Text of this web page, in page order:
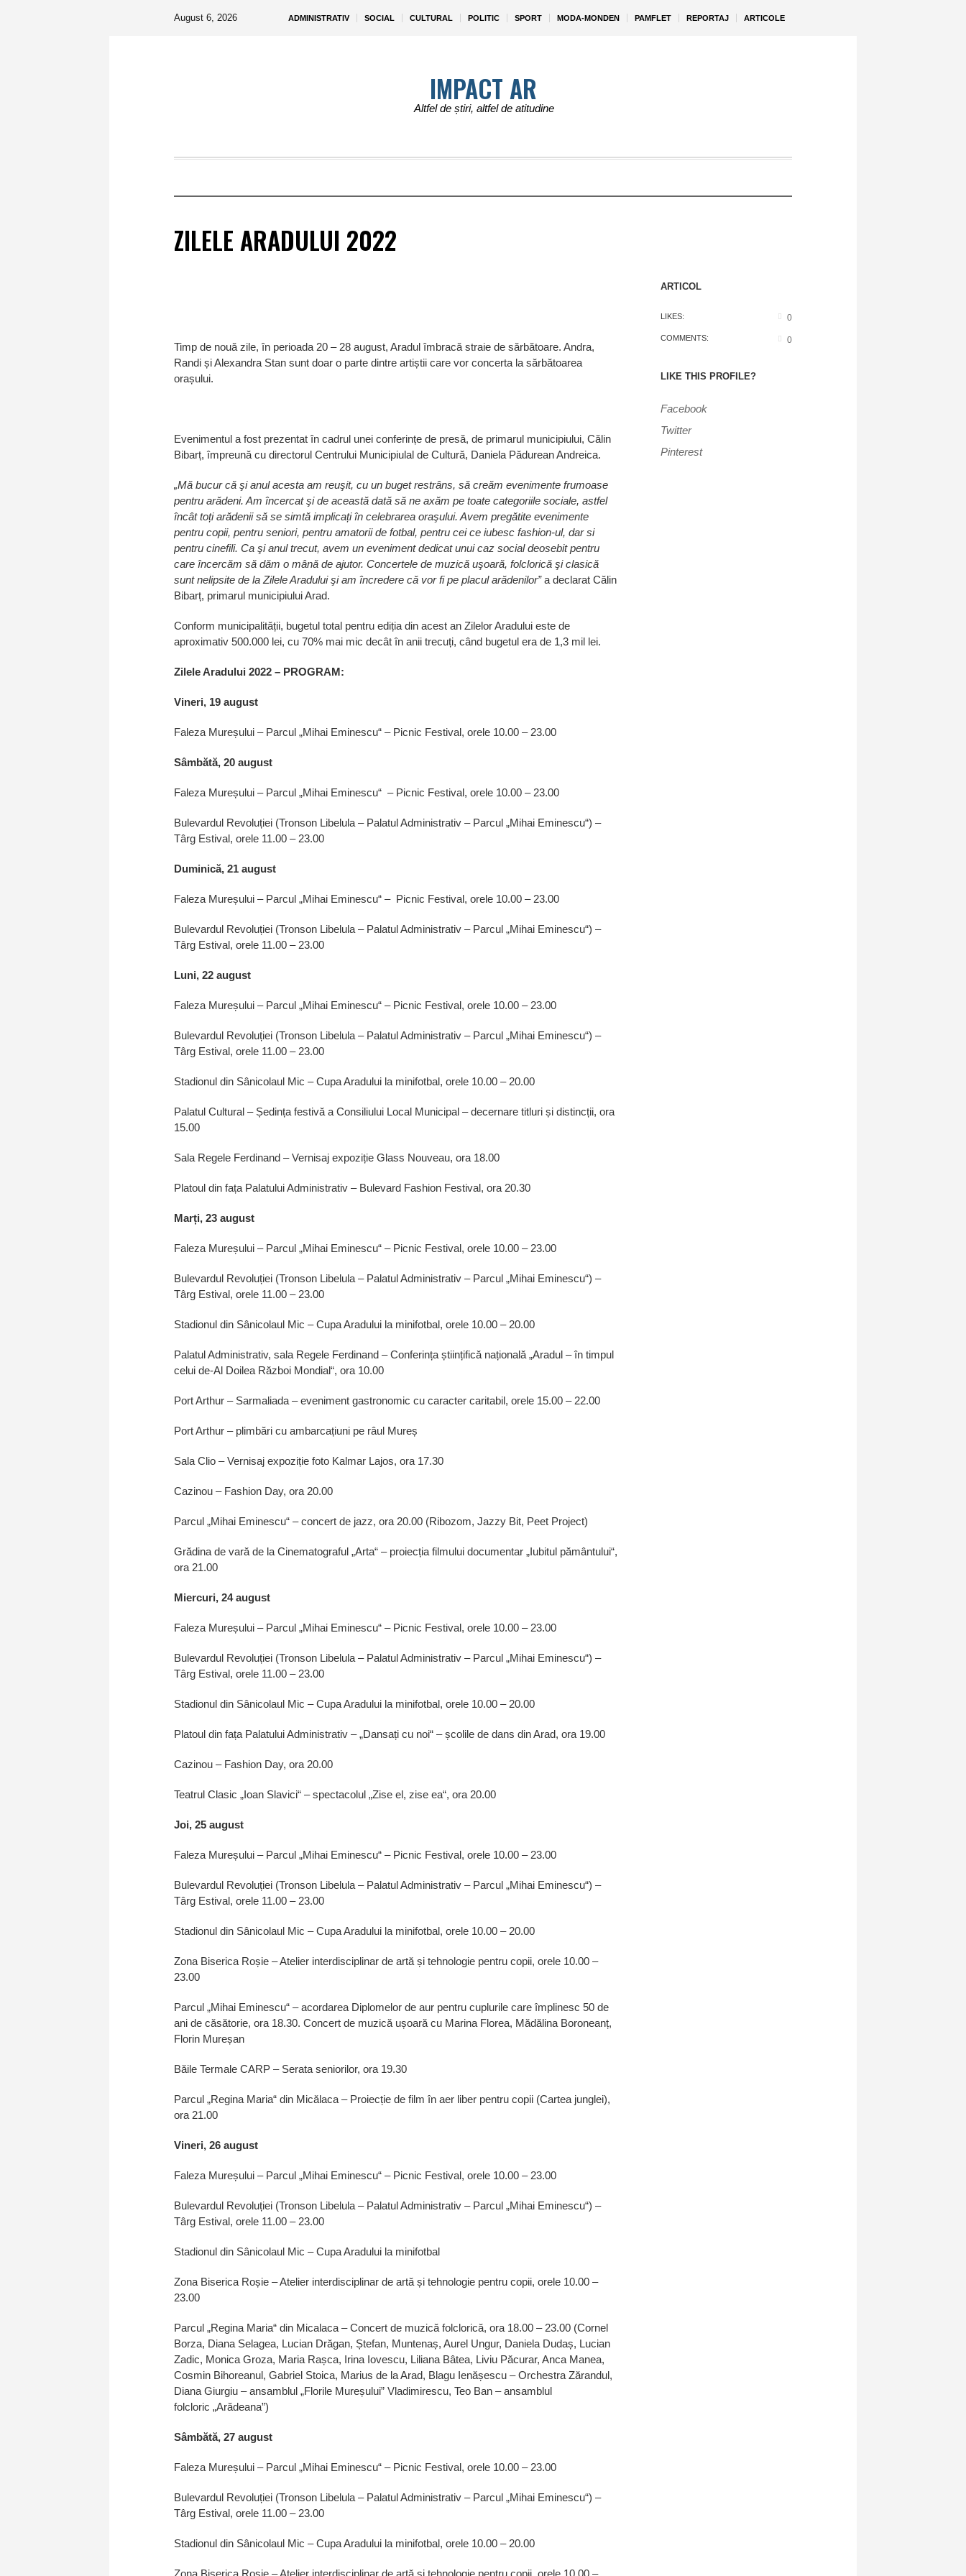
ADMINISTRATIV SOCIAL CULTURAL POLITIC SPORT MODA-MONDEN PAMFLET REPORTAJ ARTICOLE
August 6, 2026
IMPACT AR
Altfel de știri, altfel de atitudine
ZILELE ARADULUI 2022
Timp de nouă zile, în perioada 20 – 28 august, Aradul îmbracă straie de sărbătoare. Andra,
Randi și Alexandra Stan sunt doar o parte dintre artiștii care vor concerta la sărbătoarea
orașului.
Evenimentul a fost prezentat în cadrul unei conferințe de presă, de primarul municipiului, Călin
Bibarț, împreună cu directorul Centrului Municipiulal de Cultură, Daniela Pădurean Andreica.
„Mă bucur că şi anul acesta am reuşit, cu un buget restrâns, să creăm evenimente frumoase
pentru arădeni. Am încercat şi de această dată să ne axăm pe toate categoriile sociale, astfel
încât toți arădenii să se simtă implicați în celebrarea oraşului. Avem pregătite evenimente
pentru copii, pentru seniori, pentru amatorii de fotbal, pentru cei ce iubesc fashion-ul, dar si
pentru cinefili. Ca şi anul trecut, avem un eveniment dedicat unui caz social deosebit pentru
care încercăm să dăm o mână de ajutor. Concertele de muzică uşoară, folclorică şi clasică
sunt nelipsite de la Zilele Aradului şi am încredere că vor fi pe placul arădenilor”a declarat Călin
Bibarț, primarul municipiului Arad.
Conform municipalității, bugetul total pentru ediția din acest an Zilelor Aradului este de
aproximativ 500.000 lei, cu 70% mai mic decât în anii trecuți, când bugetul era de 1,3 mil lei.
Zilele Aradului 2022 – PROGRAM:
Vineri, 19 august
Faleza Mureșului – Parcul „Mihai Eminescu“ – Picnic Festival, orele 10.00 – 23.00
Sâmbătă, 20 august
Faleza Mureșului – Parcul „Mihai Eminescu“ – Picnic Festival, orele 10.00 – 23.00
Bulevardul Revoluției (Tronson Libelula – Palatul Administrativ – Parcul „Mihai Eminescu“) –
Târg Estival, orele 11.00 – 23.00
Duminică, 21 august
Faleza Mureșului – Parcul „Mihai Eminescu“ – Picnic Festival, orele 10.00 – 23.00
Bulevardul Revoluției (Tronson Libelula – Palatul Administrativ – Parcul „Mihai Eminescu“) –
Târg Estival, orele 11.00 – 23.00
Luni, 22 august
Faleza Mureșului – Parcul „Mihai Eminescu“ – Picnic Festival, orele 10.00 – 23.00
Bulevardul Revoluției (Tronson Libelula – Palatul Administrativ – Parcul „Mihai Eminescu“) –
Târg Estival, orele 11.00 – 23.00
Stadionul din Sânicolaul Mic – Cupa Aradului la minifotbal, orele 10.00 – 20.00
Palatul Cultural – Ședința festivă a Consiliului Local Municipal – decernare titluri și distincții, ora
15.00
Sala Regele Ferdinand – Vernisaj expoziție Glass Nouveau, ora 18.00
Platoul din fața Palatului Administrativ – Bulevard Fashion Festival, ora 20.30
Marți, 23 august
Faleza Mureșului – Parcul „Mihai Eminescu“ – Picnic Festival, orele 10.00 – 23.00
Bulevardul Revoluției (Tronson Libelula – Palatul Administrativ – Parcul „Mihai Eminescu“) –
Târg Estival, orele 11.00 – 23.00
Stadionul din Sânicolaul Mic – Cupa Aradului la minifotbal, orele 10.00 – 20.00
Palatul Administrativ, sala Regele Ferdinand – Conferința științifică națională „Aradul – în timpul
celui de-Al Doilea Război Mondial“, ora 10.00
Port Arthur – Sarmaliada – eveniment gastronomic cu caracter caritabil, orele 15.00 – 22.00
Port Arthur – plimbări cu ambarcațiuni pe râul Mureș
Sala Clio – Vernisaj expoziție foto Kalmar Lajos, ora 17.30
Cazinou – Fashion Day, ora 20.00
Parcul „Mihai Eminescu“ – concert de jazz, ora 20.00 (Ribozom, Jazzy Bit, Peet Project)
Grădina de vară de la Cinematograful „Arta“ – proiecția filmului documentar „Iubitul pământului“,
ora 21.00
Miercuri, 24 august
Faleza Mureșului – Parcul „Mihai Eminescu“ – Picnic Festival, orele 10.00 – 23.00
Bulevardul Revoluției (Tronson Libelula – Palatul Administrativ – Parcul „Mihai Eminescu“) –
Târg Estival, orele 11.00 – 23.00
Stadionul din Sânicolaul Mic – Cupa Aradului la minifotbal, orele 10.00 – 20.00
Platoul din fața Palatului Administrativ – „Dansați cu noi“ – școlile de dans din Arad, ora 19.00
Cazinou – Fashion Day, ora 20.00
Teatrul Clasic „Ioan Slavici“ – spectacolul „Zise el, zise ea“, ora 20.00
Joi, 25 august
Faleza Mureșului – Parcul „Mihai Eminescu“ – Picnic Festival, orele 10.00 – 23.00
Bulevardul Revoluției (Tronson Libelula – Palatul Administrativ – Parcul „Mihai Eminescu“) –
Târg Estival, orele 11.00 – 23.00
Stadionul din Sânicolaul Mic – Cupa Aradului la minifotbal, orele 10.00 – 20.00
Zona Biserica Roșie – Atelier interdisciplinar de artă și tehnologie pentru copii, orele 10.00 –
23.00
Parcul „Mihai Eminescu“ – acordarea Diplomelor de aur pentru cuplurile care împlinesc 50 de
ani de căsătorie, ora 18.30. Concert de muzică ușoară cu Marina Florea, Mădălina Boroneanț,
Florin Mureșan
Băile Termale CARP – Serata seniorilor, ora 19.30
Parcul „Regina Maria“ din Micălaca – Proiecție de film în aer liber pentru copii (Cartea junglei),
ora 21.00
Vineri, 26 august
Faleza Mureșului – Parcul „Mihai Eminescu“ – Picnic Festival, orele 10.00 – 23.00
Bulevardul Revoluției (Tronson Libelula – Palatul Administrativ – Parcul „Mihai Eminescu“) –
Târg Estival, orele 11.00 – 23.00
Stadionul din Sânicolaul Mic – Cupa Aradului la minifotbal
Zona Biserica Roșie – Atelier interdisciplinar de artă și tehnologie pentru copii, orele 10.00 –
23.00
Parcul „Regina Maria“ din Micalaca – Concert de muzică folclorică, ora 18.00 – 23.00 (Cornel
Borza, Diana Selagea, Lucian Drăgan, Ștefan, Muntenaș, Aurel Ungur, Daniela Dudaș, Lucian
Zadic, Monica Groza, Maria Rașca, Irina Iovescu, Liliana Bâtea, Liviu Păcurar, Anca Manea,
Cosmin Bihoreanul, Gabriel Stoica, Marius de la Arad, Blagu Ienășescu – Orchestra Zărandul,
Diana Giurgiu – ansamblul „Florile Mureșului” Vladimirescu, Teo Ban – ansamblul
folcloric „Arădeana”)
Sâmbătă, 27 august
Faleza Mureșului – Parcul „Mihai Eminescu“ – Picnic Festival, orele 10.00 – 23.00
Bulevardul Revoluției (Tronson Libelula – Palatul Administrativ – Parcul „Mihai Eminescu“) –
Târg Estival, orele 11.00 – 23.00
Stadionul din Sânicolaul Mic – Cupa Aradului la minifotbal, orele 10.00 – 20.00
Zona Biserica Roșie – Atelier interdisciplinar de artă și tehnologie pentru copii, orele 10.00 –
ARTICOL
LIKES: 0
COMMENTS: 0
LIKE THIS PROFILE?
Facebook
Twitter
Pinterest